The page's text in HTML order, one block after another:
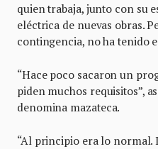
quien trabaja, junto con su
eléctrica de nuevas obras.
contingencia, no ha tenido
“Hace poco sacaron un
piden muchos requisitos”,
denomina mazateca.
“Al principio era lo normal.